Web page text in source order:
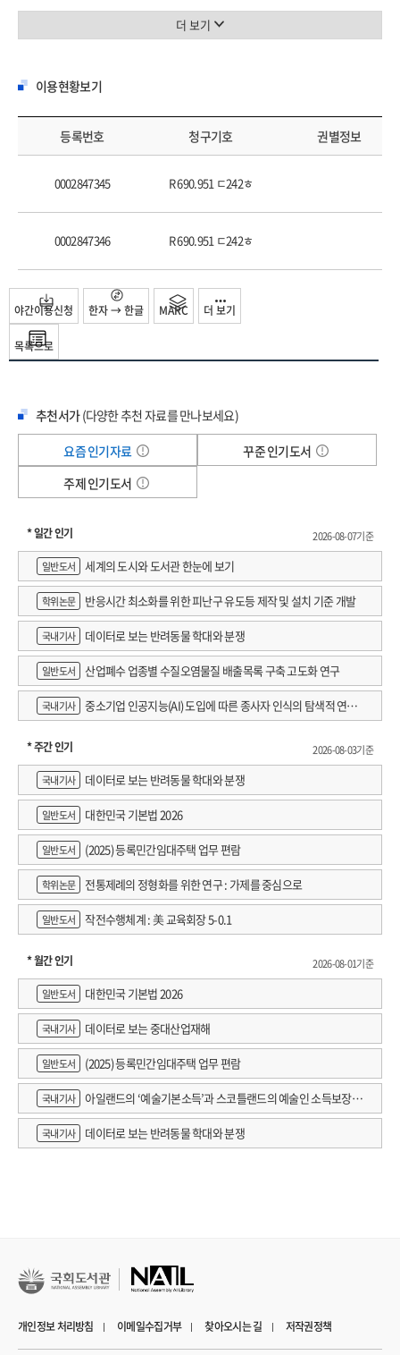
더 보기
이용현황보기
등록번호 청구기호 권별정보
0002847345 R 690.951 ㄷ242ㅎ
0002847346 R 690.951 ㄷ242ㅎ
목록으로
야간이용신청 한자 → 한글 MARC 더 보기
추천서가(다양한 추천 자료를 만나보세요)
요즘 인기자료
꾸준 인기도서
주제 인기도서
* 일간 인기
2026-08-07기준
일반도서
세계의 도시와 도서관 한눈에 보기
학위논문 반응시간 최소화를 위한 피난구 유도등 제작 및 설치 기준 개발
국내기사 데이터로 보는 반려동물 학대와 분쟁
일반도서 산업폐수 업종별 수질오염물질 배출목록 구축 고도화 연구
국내기사
중소기업 인공지능(AI) 도입에 따른 종사자 인식의 탐색적 연구 :
* 주간 인기
2026-08-03기준
국내기사
데이터로 보는 반려동물 학대와 분쟁
일반도서 대한민국 기본법 2026
일반도서 (2025) 등록민간임대주택 업무 편람
학위논문 전통제례의 정형화를 위한 연구 : 가제를 중심으로
일반도서 작전수행체계 : 美 교육회장 5-0.1
* 월간 인기
2026-08-01기준
일반도서
대한민국 기본법 2026
국내기사 데이터로 보는 중대산업재해
일반도서 (2025) 등록민간임대주택 업무 편람
국내기사
아일랜드의 ‘예술기본소득’과 스코틀랜드의 예술인 소득보장정
책 논의
국내기사 데이터로 보는 반려동물 학대와 분쟁
개인정보 처리방침 이메일수집거부 찾아오시는 길 저작권정책